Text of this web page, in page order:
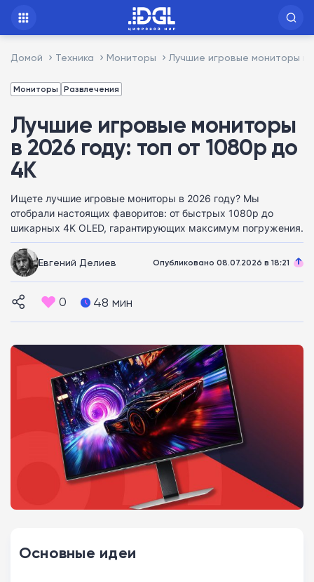
Домой Техника Мониторы Лучшие игровые мониторы в
Мониторы Развлечения
Лучшие игровые мониторы
в 2026 году: топ от 1080p до
4K
Ищете лучшие игровые мониторы в 2026 году? Мы
отобрали настоящих фаворитов: от быстрых 1080p до
шикарных 4K OLED, гарантирующих максимум погружения.
Евгений Делиев Опубликовано 08.07.2026 в 18:21
0 48 мин
Основные идеи